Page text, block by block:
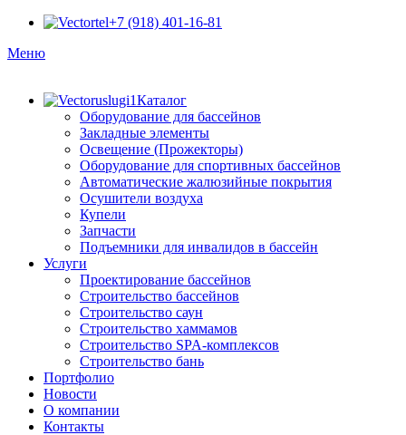
+7 (918) 401-16-81
Меню
Каталог
Оборудование для бассейнов
Закладные элементы
Освещение (Прожекторы)
Оборудование для спортивных бассейнов
Автоматические жалюзийные покрытия
Осушители воздуха
Купели
Запчасти
Подъемники для инвалидов в бассейн
Услуги
Проектирование бассейнов
Строительство бассейнов
Строительство саун
Строительство хаммамов
Строительство SPA-комплексов
Строительство бань
Портфолио
Новости
O компании
Контакты